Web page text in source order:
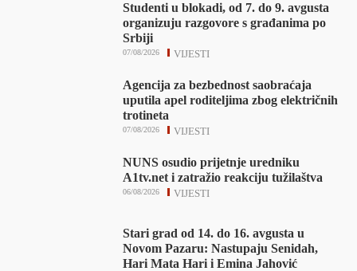
Studenti u blokadi, od 7. do 9. avgusta
organizuju razgovore s građanima po
Srbiji
VIJESTI
07/08/2026
Agencija za bezbednost saobraćaja
uputila apel roditeljima zbog električnih
trotineta
VIJESTI
07/08/2026
NUNS osudio prijetnje uredniku
A1tv.net i zatražio reakciju tužilaštva
VIJESTI
06/08/2026
Stari grad od 14. do 16. avgusta u
Novom Pazaru: Nastupaju Senidah,
Hari Mata Hari i Emina Jahović